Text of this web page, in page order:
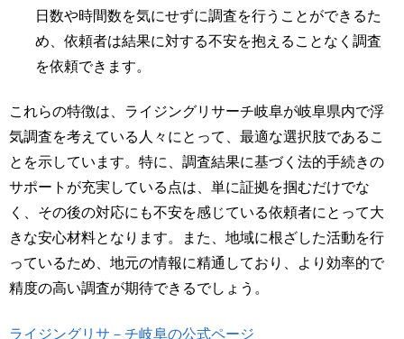
日数や時間数を気にせずに調査を行うことができるた
め、依頼者は結果に対する不安を抱えることなく調査
を依頼できます。
これらの特徴は、ライジングリサーチ岐阜が岐阜県内で浮
気調査を考えている人々にとって、最適な選択肢であるこ
とを示しています。特に、調査結果に基づく法的手続きの
サポートが充実している点は、単に証拠を掴むだけでな
く、その後の対応にも不安を感じている依頼者にとって大
きな安心材料となります。また、地域に根ざした活動を行
っているため、地元の情報に精通しており、より効率的で
精度の高い調査が期待できるでしょう。
ライジングリサ－チ岐阜の公式ページ